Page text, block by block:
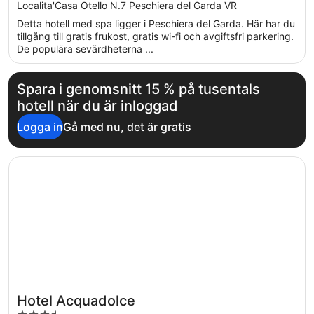
out
of
5
Localita'Casa Otello N.7 Peschiera del Garda VR
Detta hotell med spa ligger i Peschiera del Garda. Här har du
tillgång till gratis frukost, gratis wi-fi och avgiftsfri parkering.
De populära sevärdheterna ...
Spara i genomsnitt 15 % på tusentals
hotell när du är inloggad
Logga inGå med nu, det är gratis
Hotel Acquadolce
Öppnas i ett nytt fönster
Hotel Acquadolce